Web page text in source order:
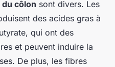
côlon sont divers. Les
des acides gras à
qui ont des
et peuvent induire la
De plus, les fibres